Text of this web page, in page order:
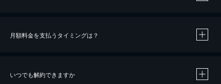
※40％ポイント還元の対象は、クレジットカード決済による作品の購入 / レンタルです。
月額料金を支払うタイミングは？
いつでも解約できますか